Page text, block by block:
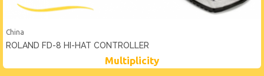
China
ROLAND FD-8 HI-HAT CONTROLLER
Multiplicity